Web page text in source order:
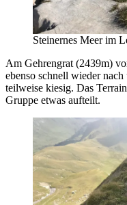
Steinernes Meer im
Am Gehrengrat (2439m)
ebenso schnell wieder
teilweise kiesig. Das
Gruppe etwas aufteilt.